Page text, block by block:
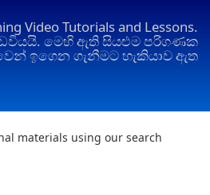
Video Tutorials and Lessons.
මෙහි ඇති සියළුම පරිගණක
ඉගෙන ගැනීමට හැකියාව ඇත
materials using our search